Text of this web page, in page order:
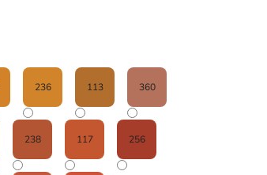
236 113 360
238 117 256